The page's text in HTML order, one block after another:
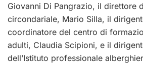
Giovanni Di Pangrazio, il direttore
circondariale, Mario Silla, il
coordinatore del centro di
adulti, Claudia Scipioni, e il
dell’Istituto professionale